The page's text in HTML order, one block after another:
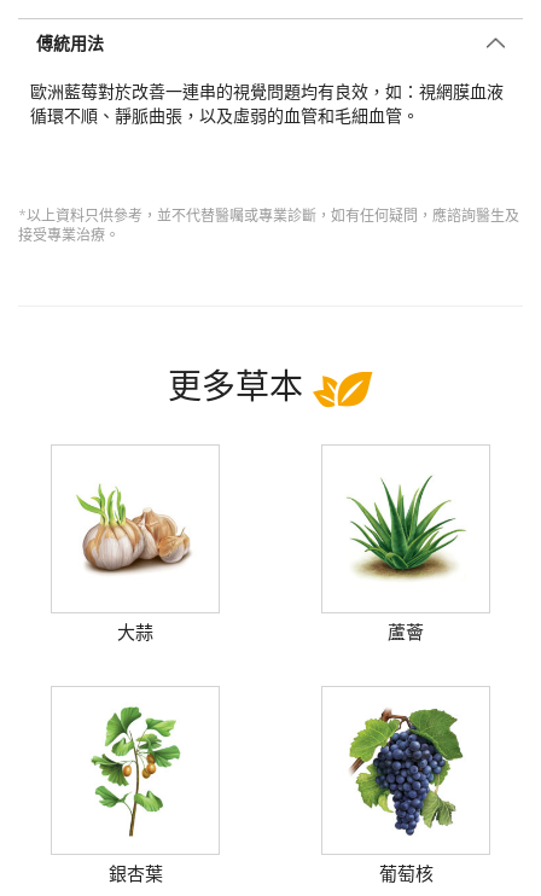
傅統用法
歐洲藍莓對於改善一連串的視覺問題均有良效，如：視網膜血液
循環不順、靜脈曲張，以及虛弱的血管和毛細血管。
*以上資料只供參考，並不代替醫囑或專業診斷，如有任何疑問，應諮詢醫生及
接受專業治療。
更多草本
大蒜 蘆薈
銀杏葉 葡萄核